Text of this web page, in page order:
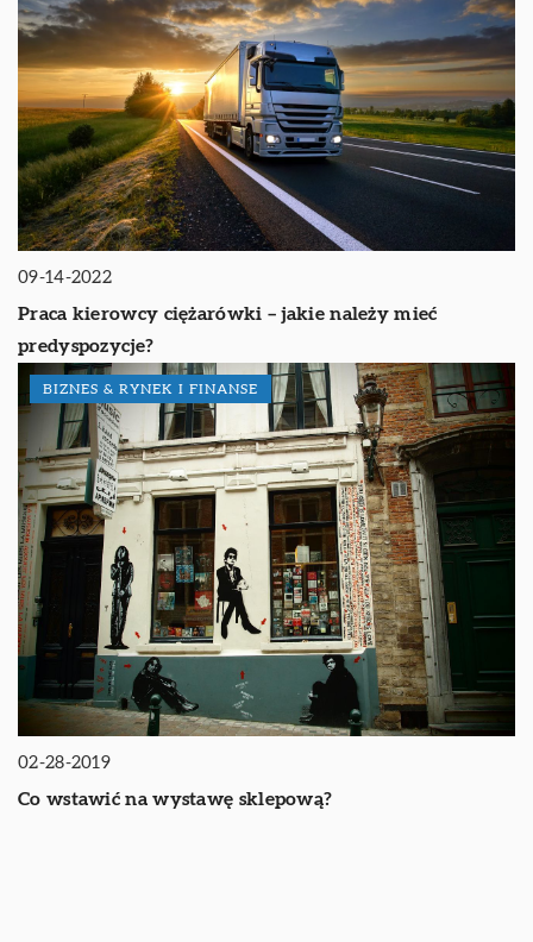
09-14-2022
Praca kierowcy ciężarówki – jakie należy mieć
predyspozycje?
BIZNES & RYNEK I FINANSE
02-28-2019
Co wstawić na wystawę sklepową?